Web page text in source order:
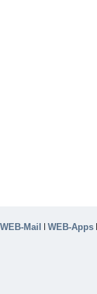
WEB-Mail WEB-Apps